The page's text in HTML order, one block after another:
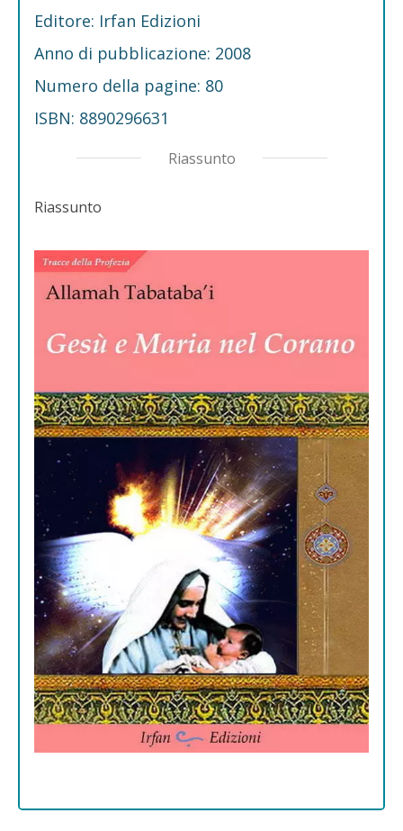
Editore: Irfan Edizioni
Anno di pubblicazione: 2008
Numero della pagine: 80
ISBN: 8890296631
Riassunto
Riassunto